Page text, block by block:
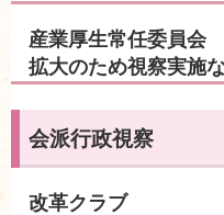
産業厚生常任委員会
拡大のため視察実施な
会派行政視察
改革クラブ